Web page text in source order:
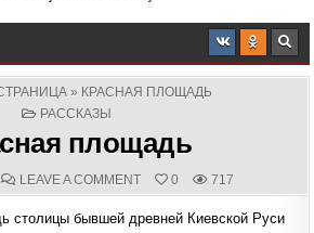
» КРАСНАЯ ПЛОЩАДЬ
POSTED
РАССКАЗЫ
площадь
COMMENTS:
LEAVE A COMMENTON
КРАСНАЯ
0 717
столицы бывшей древней Киевской Руси